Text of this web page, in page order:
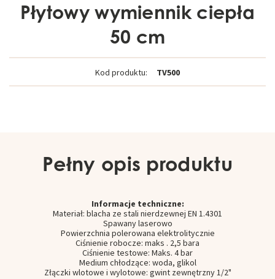
Płytowy wymiennik ciepła
50 cm
Kod produktu: TV500
Pełny opis produktu
Informacje techniczne:
Materiał: blacha ze stali nierdzewnej EN 1.4301
Spawany laserowo
Powierzchnia polerowana elektrolitycznie
Ciśnienie robocze: maks . 2,5 bara
Ciśnienie testowe: Maks. 4bar
Medium chłodzące: woda, glikol
Złączki wlotowe i wylotowe: gwint zewnętrzny 1/2"